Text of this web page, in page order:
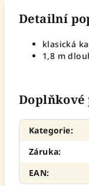
Detailní
klasická
1,8 m
Kategorie:
Záruka:
EAN: